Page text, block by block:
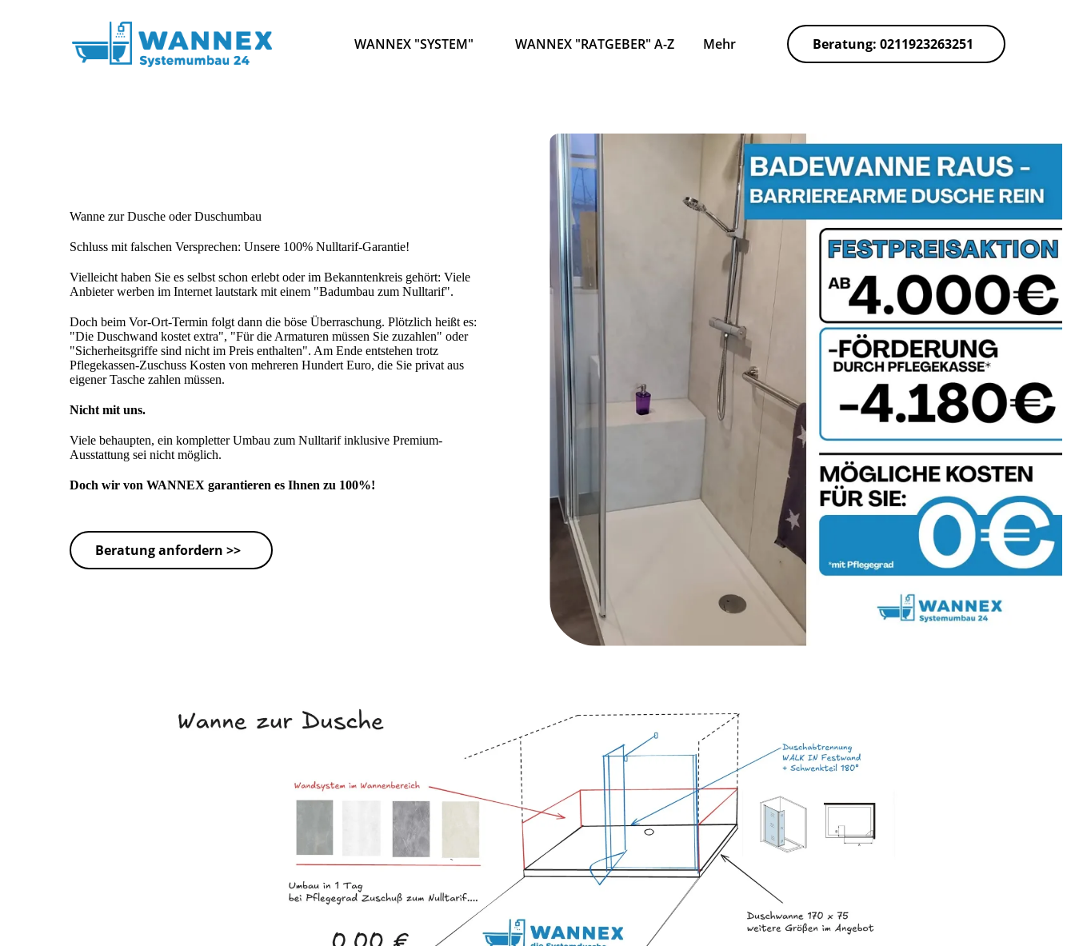
WANNEX "SYSTEM" WANNEX "RATGEBER" A-Z Mehr Beratung: 0211923263251
Wanne zur Dusche oder Duschumbau
Schluss mit falschen Versprechen: Unsere 100% Nulltarif-Garantie!
Vielleicht haben Sie es selbst schon erlebt oder im Bekanntenkreis gehört: Viele
Anbieter werben im Internet lautstark mit einem "Badumbau zum Nulltarif".
Doch beim Vor-Ort-Termin folgt dann die böse Überraschung. Plötzlich heißt es:
"Die Duschwand kostet extra", "Für die Armaturen müssen Sie zuzahlen" oder
"Sicherheitsgriffe sind nicht im Preis enthalten". Am Ende entstehen trotz
Pflegekassen-Zuschuss Kosten von mehreren Hundert Euro, die Sie privat aus
eigener Tasche zahlen müssen.
Nicht mit uns.
Viele behaupten, ein kompletter Umbau zum Nulltarif inklusive Premium-
Ausstattung sei nicht möglich.
Doch wir von WANNEX garantieren es Ihnen zu 100%!
Beratung anfordern >>